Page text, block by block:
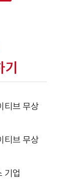
기
티브 무상
티브 무상
기업